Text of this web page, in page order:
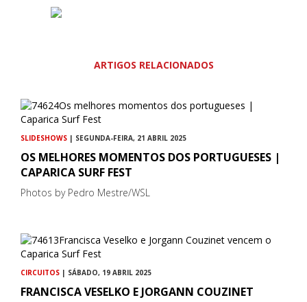
ARTIGOS RELACIONADOS
SLIDESHOWS | SEGUNDA-FEIRA, 21 ABRIL 2025
OS MELHORES MOMENTOS DOS PORTUGUESES |
CAPARICA SURF FEST
Photos by Pedro Mestre/WSL
CIRCUITOS | SÁBADO, 19 ABRIL 2025
FRANCISCA VESELKO E JORGANN COUZINET